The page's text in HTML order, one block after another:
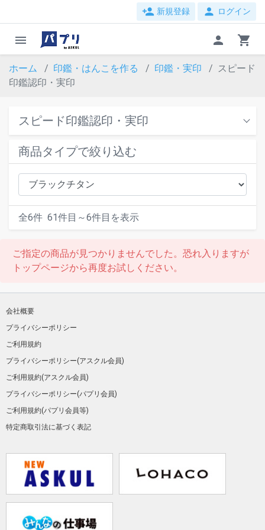
person_add 新規登録 person ログイン
menu person shopping_cart
ホーム 印鑑・はんこを作る 印鑑・実印
スピード
印鑑認印・実印
スピード印鑑認印・実印
商品タイプで絞り込む
全6件 61件目～6件目を表示
ご指定の商品が見つかりませんでした。恐れ入りますが
トップページから再度お試しください。
会社概要
プライバシーポリシー
ご利用規約
プライバシーポリシー(アスクル会員)
ご利用規約(アスクル会員)
プライバシーポリシー(パプリ会員)
ご利用規約(パプリ会員等)
特定商取引法に基づく表記